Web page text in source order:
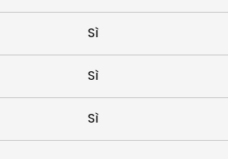
Sì
Sì
Sì